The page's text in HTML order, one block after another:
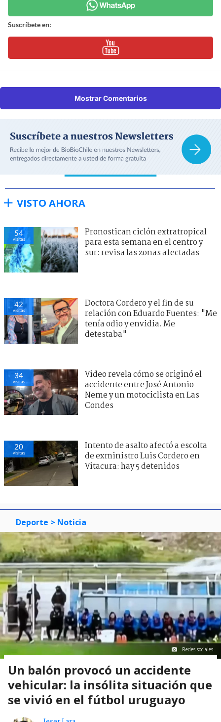
Suscríbete en:
Mostrar Comentarios
VISTO AHORA
54
visitas
Pronostican ciclón extratropical
para esta semana en el centro y
sur: revisa las zonas afectadas
42
visitas
Doctora Cordero y el fin de su
relación con Eduardo Fuentes: "Me
tenía odio y envidia. Me
detestaba"
34
visitas
Video revela cómo se originó el
accidente entre José Antonio
Neme y un motociclista en Las
Condes
20
visitas
Intento de asalto afectó a escolta
de exministro Luis Cordero en
Vitacura: hay 5 detenidos
Deporte > Noticia
Redes sociales
Un balón provocó un accidente
vehicular: la insólita situación que
se vivió en el fútbol uruguayo